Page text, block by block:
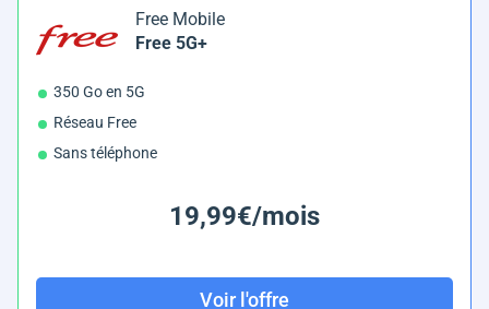
Free Mobile
Free 5G+
350 Go en 5G
Réseau Free
Sans téléphone
19,99€/mois
Voir l'offre